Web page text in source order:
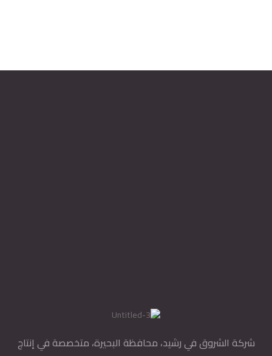
شركة الشروق في رشيد، محافظة البحيرة، متخصصة في إنتاج